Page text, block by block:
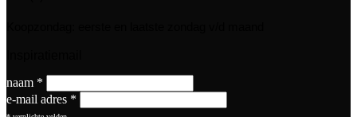
naam *
e-mail adres *